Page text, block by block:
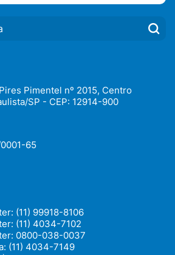
Pimentel nº 2015, Centro
SP - CEP: 12914-900
65
(11) 99918-8106
(11) 4034-7102
0800-038-0037
(11) 4034-7149